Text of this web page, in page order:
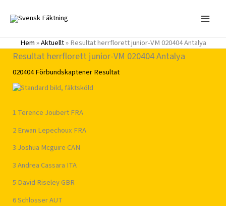
innehåll
Hem»Aktuellt»Resultat herrflorett junior-VM 020404 Antalya
Resultat herrflorett junior-VM 020404 Antalya
020404FörbundskaptenerResultat
1 Terence Joubert FRA
2 Erwan Lepechoux FRA
3 Joshua Mcguire CAN
3 Andrea Cassara ITA
5 David Riseley GBR
6 Schlosser AUT